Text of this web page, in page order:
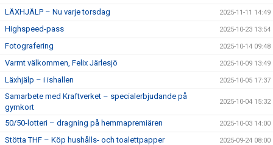
LÄXHJÄLP – Nu varje torsdag 2025-11-11 14:49
Highspeed-pass 2025-10-23 13:54
Fotografering 2025-10-14 09:48
Varmt välkommen, Felix Järlesjö 2025-10-09 13:49
Läxhjälp – i ishallen 2025-10-05 17:37
Samarbete med Kraftverket – specialerbjudande på
gymkort
2025-10-04 15:32
50/50-lotteri – dragning på hemmapremiären 2025-10-03 14:00
Stötta THF – Köp hushålls- och toalettpapper 2025-09-24 08:00